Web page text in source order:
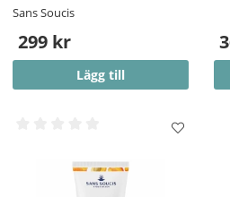
Sans Soucis
299 kr
Lägg till